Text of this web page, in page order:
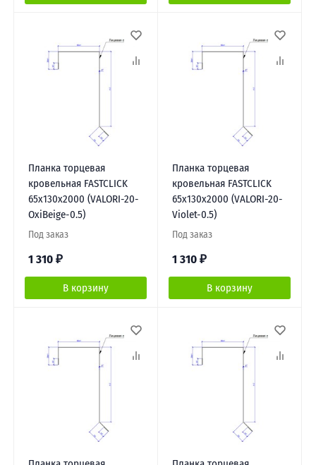
Планка торцевая
кровельная FASTCLICK
65х130х2000 (VALORI-20-
OxiBеige-0.5)
Под заказ
1 310 ₽
В корзину
Планка торцевая
кровельная FASTCLICK
65х130х2000 (VALORI-20-
Violet-0.5)
Под заказ
1 310 ₽
В корзину